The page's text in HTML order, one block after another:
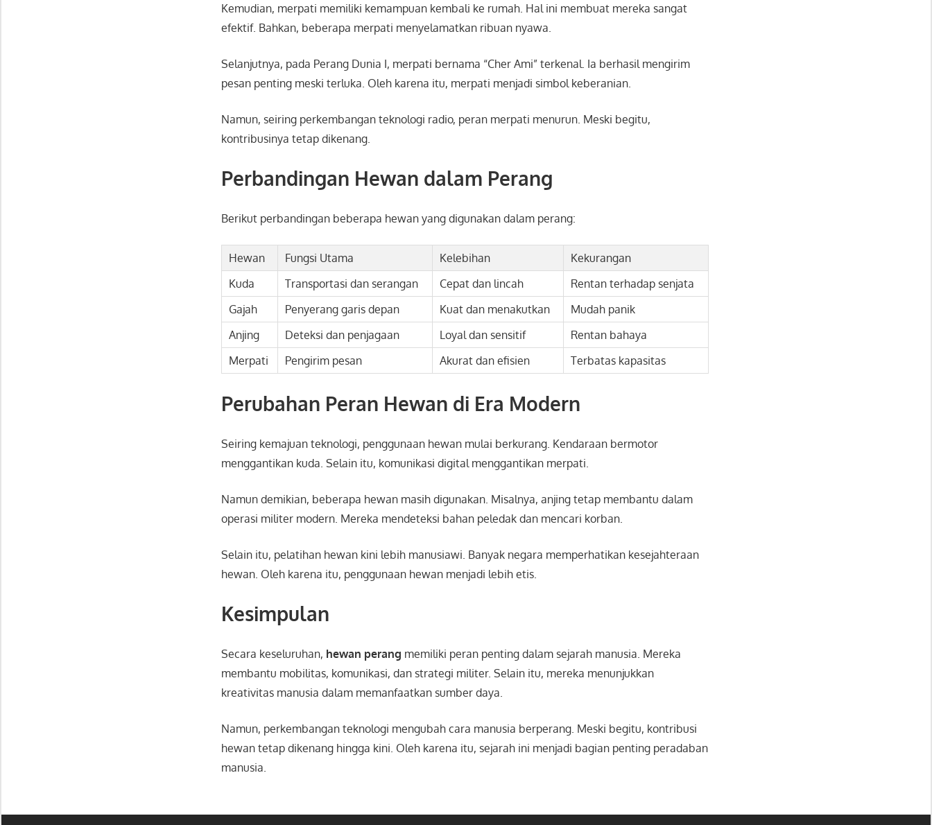
Kemudian, merpati memiliki kemampuan kembali ke rumah. Hal ini membuat mereka sangat
efektif. Bahkan, beberapa merpati menyelamatkan ribuan nyawa.
Selanjutnya, pada Perang Dunia I, merpati bernama “Cher Ami” terkenal. Ia berhasil mengirim
pesan penting meski terluka. Oleh karena itu, merpati menjadi simbol keberanian.
Namun, seiring perkembangan teknologi radio, peran merpati menurun. Meski begitu,
kontribusinya tetap dikenang.
Perbandingan Hewan dalam Perang
Berikut perbandingan beberapa hewan yang digunakan dalam perang:
Hewan Fungsi Utama Kelebihan
Kekurangan
Kuda
Transportasi dan serangan Cepat dan lincah
Rentan terhadap senjata
Gajah
Penyerang garis depan Kuat dan menakutkan
Mudah panik
Anjing
Deteksi dan penjagaan Loyal dan sensitif
Rentan bahaya
Merpati
Pengirim pesan Akurat dan efisien Terbatas kapasitas
Perubahan Peran Hewan di Era Modern
Seiring kemajuan teknologi, penggunaan hewan mulai berkurang. Kendaraan bermotor
menggantikan kuda. Selain itu, komunikasi digital menggantikan merpati.
Namun demikian, beberapa hewan masih digunakan. Misalnya, anjing tetap membantu dalam
operasi militer modern. Mereka mendeteksi bahan peledak dan mencari korban.
Selain itu, pelatihan hewan kini lebih manusiawi. Banyak negara memperhatikan kesejahteraan
hewan. Oleh karena itu, penggunaan hewan menjadi lebih etis.
Kesimpulan
Secara keseluruhan, hewan perang memiliki peran penting dalam sejarah manusia. Mereka
membantu mobilitas, komunikasi, dan strategi militer. Selain itu, mereka menunjukkan
kreativitas manusia dalam memanfaatkan sumber daya.
Namun, perkembangan teknologi mengubah cara manusia berperang. Meski begitu, kontribusi
hewan tetap dikenang hingga kini. Oleh karena itu, sejarah ini menjadi bagian penting peradaban
manusia.